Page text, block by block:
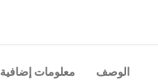
الوصف معلومات إضافية